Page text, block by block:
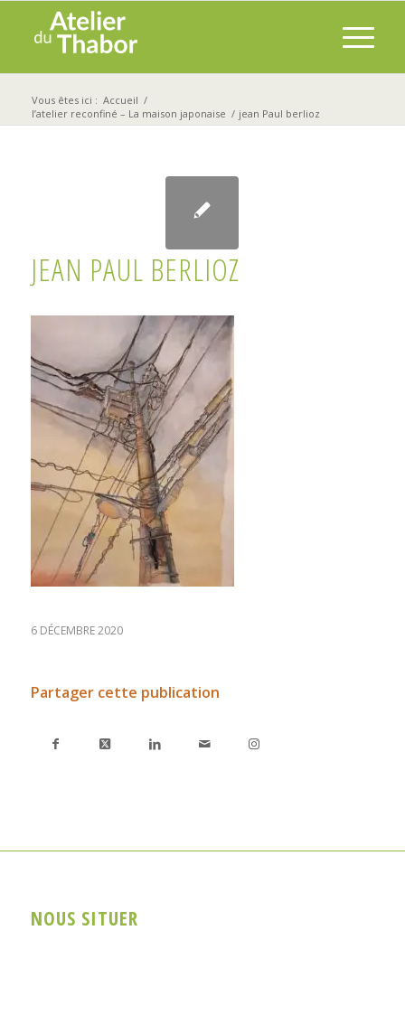
Vous êtes ici : Accueil /
l’atelier reconfiné – La maison japonaise / jean Paul berlioz
JEAN PAUL BERLIOZ
6 DÉCEMBRE 2020
Partager cette publication
NOUS SITUER